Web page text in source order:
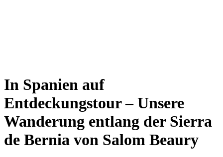
In Spanien auf
Entdeckungstour – Unsere
Wanderung entlang der Sierra
de Bernia von Salom Beaury